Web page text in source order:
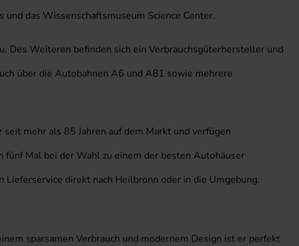
das Wissenschaftsmuseum Science Center.
Des Weiteren befinden sich ein Verbrauchsgüterhersteller und
über die Autobahnen A6 und A81 sowie mehrere
mehr als 85 Jahren auf dem Markt und verfügen
Mal bei der Wahl zu einem der besten Autohäuser
direkt nach Heilbronn oder in die Umgebung.
sparsamen Verbrauch und modernem Design ist er perfekt